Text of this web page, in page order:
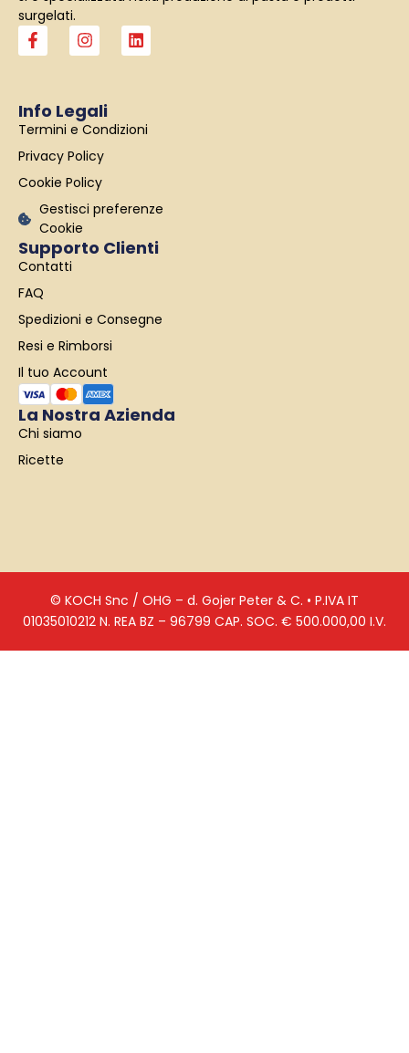
surgelati.
F
a
o
o
k
-
f
I
n
g
r
a
m
L
i
i
Supporto Clienti
Contatti
FAQ
Spedizioni e Consegne
Resi e Rimborsi
Il tuo Account
Info Legali
Termini e Condizioni
Privacy Policy
Cookie Policy
Gestisci preferenze
Cookie
La Nostra Azienda
Chi siamo
Ricette
© KOCH Snc / OHG – d. Gojer Peter & C. • P.IVA IT
01035010212 N. REA BZ – 96799 CAP. SOC. € 500.000,00 I.V.